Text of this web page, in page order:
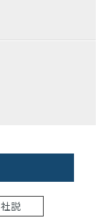
社説